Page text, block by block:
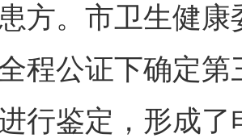
方。市卫生健
程公证下确定
行鉴定，形成